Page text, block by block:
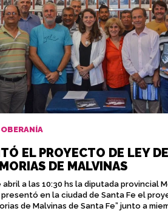
EL PROYECTO DE LEY
DE MALVINAS
abril a las 10:30 hs la diputada provincial
en la ciudad de Santa Fe el
de Malvinas de Santa Fe” junto a